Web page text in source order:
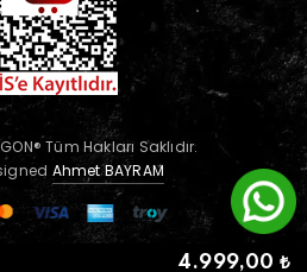
Tüm Hakları Saklıdır.
Ahmet BAYRAM
4.999,00 ₺